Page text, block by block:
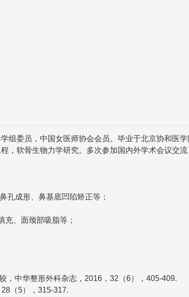
委员，中国女医师协会会员。毕业于北京协和医
，软骨生物力学研究。多次参加国内外学术会议交
成形、鼻基底凹陷矫正等；
、面颈部吸脂等；
中华整形外科杂志，2016，32（6），405-409.
（5），315-317.